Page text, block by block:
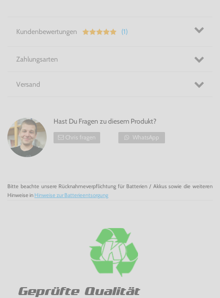
Kundenbewertungen (1)
Zahlungsarten
Versand
Hast Du Fragen zu diesem Produkt?
Chris fragen WhatsApp
Bitte beachte unsere Rücknahmeverpflichtung für Batterien / Akkus sowie die weiteren
Hinweise in Hinweise zur Batterieentsorgung
Geprüfte Qualität